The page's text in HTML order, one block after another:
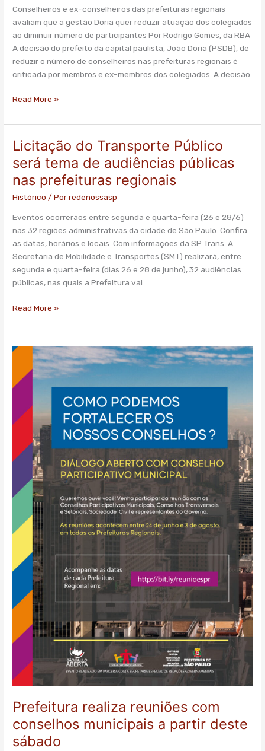
Conselheiros e ex-conselheiros das prefeituras regionais
avaliam que a gestão Doria quer reduzir atuação dos colegiados
ao diminuir número de participantes Por Rodrigo Gomes, da RBA
A decisão do prefeito da capital paulista, João Doria (PSDB), de
reduzir o número de conselheiros nas prefeituras regionais é
criticada por membros e ex-membros dos colegiados. A decisão
de
decisão,
não
menos
representantes
Read More »
Licitação do Transporte Público
será tema de audiências públicas
nas prefeituras regionais
Histórico / Porredenossasp
Eventos ocorrerãos entre segunda e quarta-feira (26 e 28/6)
nas 32 regiões administrativas da cidade de São Paulo. Confira
as datas, horários e locais. Com informações da SP Trans. A
Secretaria de Mobilidade e Transportes (SMT) realizará, entre
segunda e quarta-feira (dias 26 e 28 de junho), 32 audiências
públicas, nas quais a Prefeitura vai
Licitação
Transporte
Público
será
de
audiências
públicas
nas
prefeituras
regionais
Read More »
Prefeitura realiza reuniões com
conselhos municipais a partir deste
sábado
Prefeitura
realiza
reuniões
com
conselhos
municipais
partir
deste
sábado